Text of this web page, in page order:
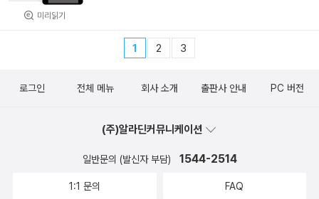
미리읽기
1 2 3
로그인 전체 메뉴 회사 소개 출판사 안내 PC 버전
(주)알라딘커뮤니케이션
일반문의 (발신자 부담) 1544-2514
1:1 문의 FAQ